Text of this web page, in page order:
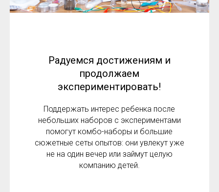
Радуемся достижениям и
продолжаем
экспериментировать!
Поддержать интерес ребенка после
небольших наборов с экспериментами
помогут комбо-наборы и большие
сюжетные сеты опытов: они увлекут уже
не на один вечер или займут целую
компанию детей.